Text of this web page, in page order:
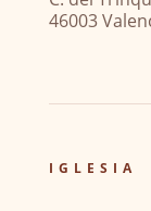
46003
IGLESIA